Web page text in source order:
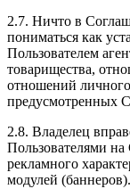
2.7. Ничто в
пониматься как
Пользователем
товарищества,
отношений
предусмотренных
2.8. Владелец
Пользователями
рекламного
модулей (баннеров).